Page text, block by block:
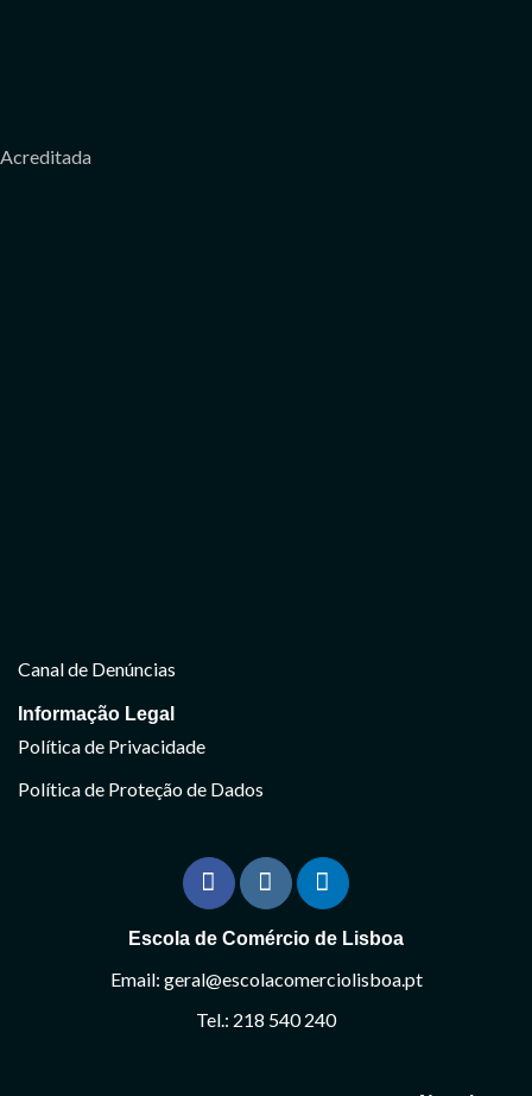
Acreditada
Canal de Denúncias
Informação Legal
Política de Privacidade
Política de Proteção de Dados
Escola de Comércio de Lisboa
Email: geral@escolacomerciolisboa.pt
Tel.: 218 540 240